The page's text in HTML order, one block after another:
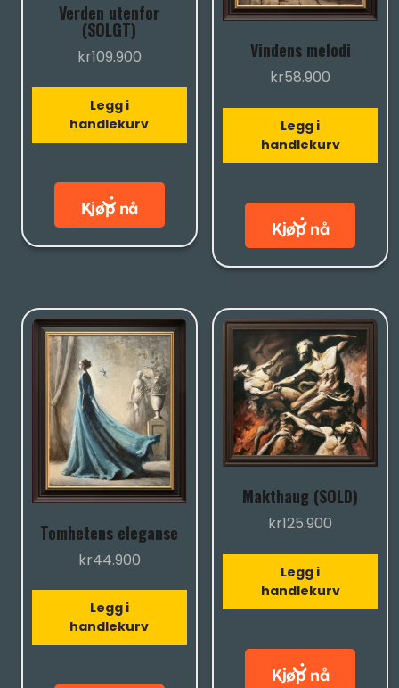
Verden utenfor
(SOLGT)
kr109.900
Legg i
handlekurv
Vindens melodi
kr58.900
Legg i
handlekurv
Tomhetens eleganse
kr44.900
Legg i
handlekurv
Makthaug (SOLD)
kr125.900
Legg i
handlekurv